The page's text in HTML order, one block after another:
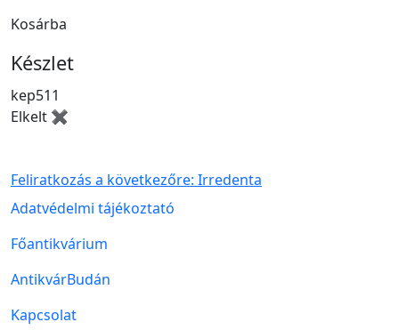
Kosárba
Készlet
kep511
Elkelt ✖
Feliratkozás a következőre: Irredenta
Lábléc menü
Adatvédelmi tájékoztató
Főantikvárium
AntikvárBudán
Kapcsolat